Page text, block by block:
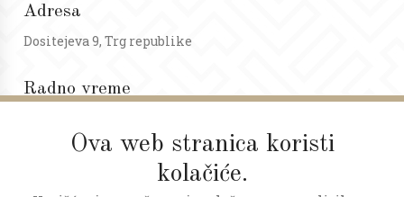
Ova web stranica koristi
kolačiće.
Adresa
Dositejeva 9, Trg republike
Radno vreme
Subota: 09 - 17h